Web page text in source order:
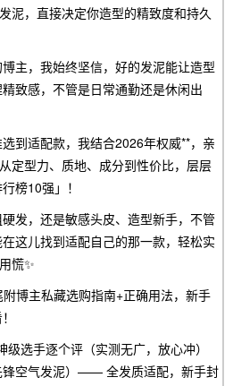
泥，直接决定你造型的精致度和持久
主，我始终坚信，好的发泥能让造型
致感，不管是日常通勤还是休闲出
到适配款，我结合2026年权威**，亲
定型力、质地、成分到性价比，层层
榜10强」！
发，还是敏感头皮、造型新手，不管
这儿找到适配自己的那一款，轻松实
慌✨
博主私藏选购指南+正确用法，新手
选手逐个评（实测无广，放心冲）
锋空气发泥）—— 全发质适配，新手封